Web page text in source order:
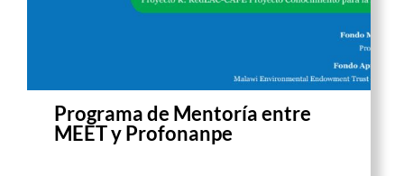
Programa de Mentoría entre
MEET y Profonanpe